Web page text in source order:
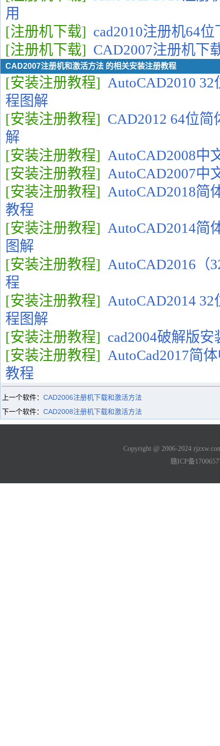
用
[注册机下载] cad2010注册机64
[注册机下载] CAD2007注册机下
CAD2007注册机和激活方法 的相关安装注册教程
[安装注册教程] AutoCAD2010
程图解
[安装注册教程] CAD2012 64位
解
[安装注册教程] AutoCAD2008中
[安装注册教程] AutoCAD2007中
[安装注册教程] AutoCAD2018简
教程
[安装注册教程] AutoCAD2014简
图解
[安装注册教程] AutoCAD2016（
程
[安装注册教程] AutoCAD2014
程图解
[安装注册教程] cad2004破解版安
[安装注册教程] AutoCad2017简
教程
上一个软件： CAD2006注册机下载和激活方法
下一个软件： CAD2008注册机下载和激活方法
Copyright @ 2006-2024
赣ICP备